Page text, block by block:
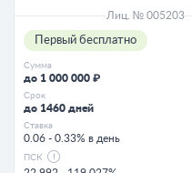
Лиц. № 005203
Первый бесплатно
Сумма
до 1 000 000 ₽
Срок
до 1460 дней
Ставка
0.06 - 0.33% в день
ПСК